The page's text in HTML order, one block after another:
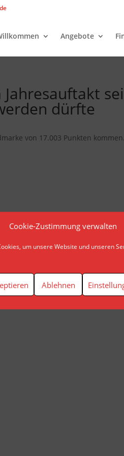
Cookie-Zustimmung verwalten
um unsere Website und unseren
Ablehnen
Angebote
dürfte
von 17.003 Punkten
© AP Finanzplanung Andreas Pindl